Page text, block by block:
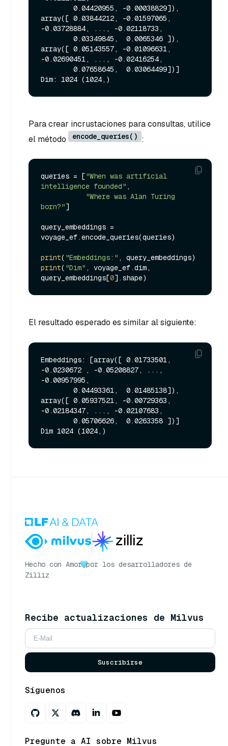
array([ 0.03844212, -0.01597065,
-0.03728884, ..., -0.02118733,
array([ 0.05143557, -0.01096631,
-0.02690451, ..., -0.02416254,
Para crear incrustaciones para consultas, utilice
el método
encode_queries() :
queries = ["When was artificial
intelligence founded" ,
"Where was Alan Turing
born?"]
query_embeddings =
voyage_ef.encode_queries(queries)
print( "Embeddings:"
print( "Dim" , voyage_ef.dim,
query_embeddings[0
El resultado esperado es similar al siguiente:
Embeddings: [array([ 0.01733501,
-0.0230672 , -0.05208827, ...,
-0.00957995,
array([ 0.05937521, -0.00729363,
-0.02184347, ..., -0.02107683,
Hecho con Amor por los desarrolladores de
Zilliz
Recibe actualizaciones de Milvus
Suscribirse
Síguenos
Pregunte a AI sobre Milvus